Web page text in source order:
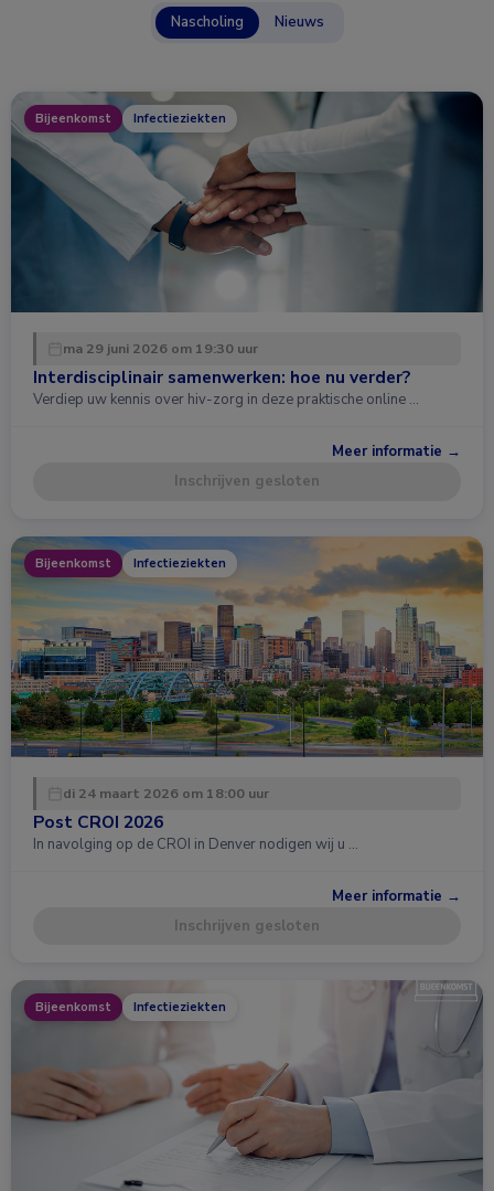
Nascholing Nieuws
Bijeenkomst Infectieziekten
ma 29 juni 2026 om 19:30 uur
Interdisciplinair samenwerken: hoe nu verder?
Verdiep uw kennis over hiv-zorg in deze praktische online …
Meer informatie →
Inschrijven gesloten
Bijeenkomst Infectieziekten
di 24 maart 2026 om 18:00 uur
Post CROI 2026
In navolging op de CROI in Denver nodigen wij u …
Meer informatie →
Inschrijven gesloten
Bijeenkomst Infectieziekten